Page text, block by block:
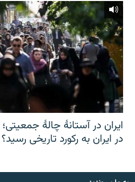
ایران در آستانهٔ چالهٔ
در ایران به رکورد تاریخی رسید؟